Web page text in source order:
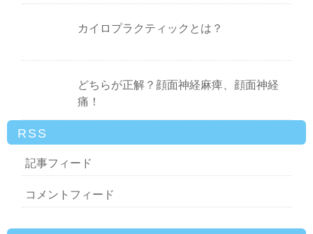
カイロプラクティックとは？
どちらが正解？顔面神経麻痺、顔面神経
痛！
RSS
記事フィード
コメントフィード